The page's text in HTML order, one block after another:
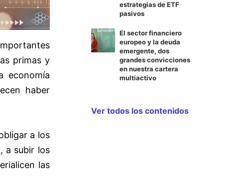
primas y
economía
haber
a los
a subir los
las
estrategias de ETF
pasivos
El sector financiero
europeo y la deuda
emergente, dos
grandes convicciones
en nuestra cartera
multiactivo
Ver todos los contenidos